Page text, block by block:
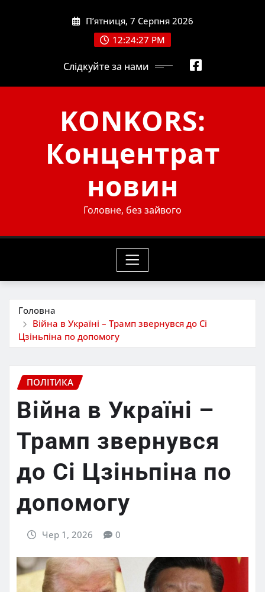
П’ятниця, 7 Серпня 2026
12:24:29 PM
Слідкуйте за нами
KONKORS:
Концентрат
новин
Головне, без зайвого
Головна
Війна в Україні – Трамп звернувся до Сі
Цзіньпіна по допомогу
ПОЛІТИКА
Війна в Україні –
Трамп звернувся
до Сі Цзіньпіна по
допомогу
Чер 1, 2026 0